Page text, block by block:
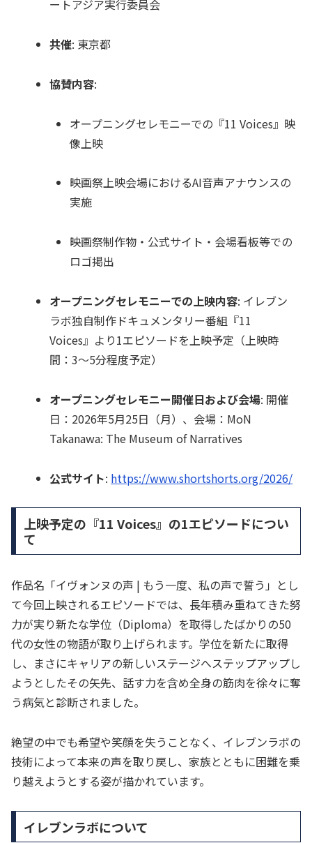
ートアジア実行委員会
共催: 東京都
協賛内容:
オープニングセレモニーでの『11 Voices』映
像上映
映画祭上映会場におけるAI音声アナウンスの
実施
映画祭制作物・公式サイト・会場看板等での
ロゴ掲出
オープニングセレモニーでの上映内容: イレブン
ラボ独自制作ドキュメンタリー番組『11
Voices』より1エピソードを上映予定（上映時
間：3〜5分程度予定）
オープニングセレモニー開催日および会場: 開催
日：2026年5月25日（月）、会場：MoN
Takanawa: The Museum of Narratives
公式サイト: https://www.shortshorts.org/2026/
上映予定の『11 Voices』の1エピソードについ
て
作品名「イヴォンヌの声 | もう一度、私の声で誓う」とし
て今回上映されるエピソードでは、長年積み重ねてきた努
力が実り新たな学位（Diploma）を取得したばかりの50
代の女性の物語が取り上げられます。学位を新たに取得
し、まさにキャリアの新しいステージへステップアップし
ようとしたその矢先、話す力を含め全身の筋肉を徐々に奪
う病気と診断されました。
絶望の中でも希望や笑顔を失うことなく、イレブンラボの
技術によって本来の声を取り戻し、家族とともに困難を乗
り越えようとする姿が描かれています。
イレブンラボについて